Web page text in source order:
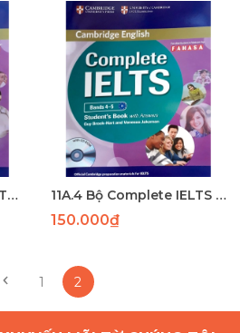
11A.5.1 Bộ Complete IELTS band 5 - 6.5 (SB+WB) (170+67) - PHUN 11A.4 Bộ Complete IELTS band 4-5 (SB+WB) (200+85) - Lazer
150.000₫
1 2